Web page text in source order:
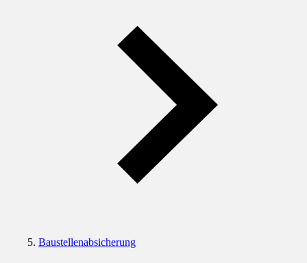
Baustellenabsicherung